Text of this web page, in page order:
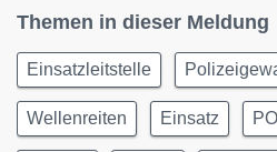
Themen in dieser Meldung
Einsatzleitstelle
Wellenreiten Einsatz